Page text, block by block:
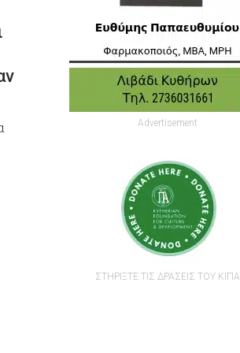
Advertisement
ΣΤΗΡΙΞΤΕ ΤΙΣ ΔΡΑΣΕΙΣ ΤΟΥ ΚΙΠΑ